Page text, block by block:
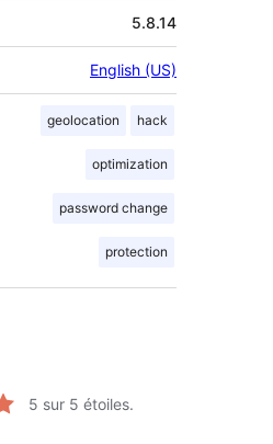
5.8.14
English (US)
geolocation hack
optimization
password change
protection
5 sur 5 étoiles.